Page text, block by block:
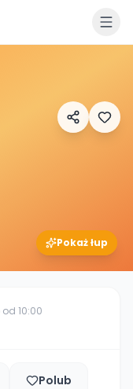
Pokaż łup
10:00
Polub